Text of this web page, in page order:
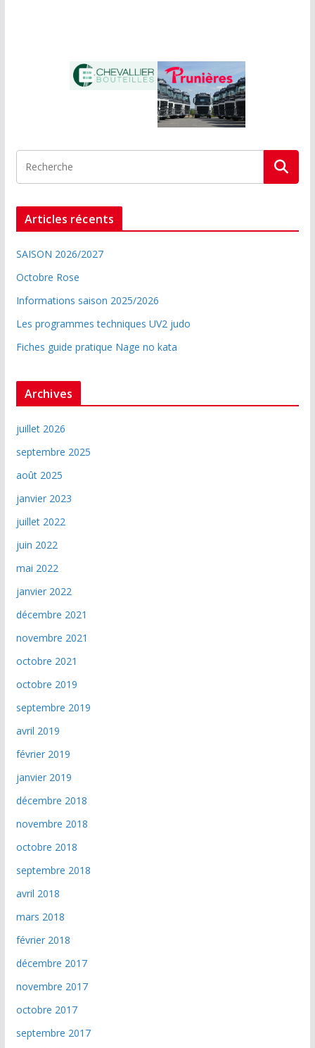
Articles récents
SAISON 2026/2027
Octobre Rose
Informations saison 2025/2026
Les programmes techniques UV2 judo
Fiches guide pratique Nage no kata
Archives
juillet 2026
septembre 2025
août 2025
janvier 2023
juillet 2022
juin 2022
mai 2022
janvier 2022
décembre 2021
novembre 2021
octobre 2021
octobre 2019
septembre 2019
avril 2019
février 2019
janvier 2019
décembre 2018
novembre 2018
octobre 2018
septembre 2018
avril 2018
mars 2018
février 2018
décembre 2017
novembre 2017
octobre 2017
septembre 2017